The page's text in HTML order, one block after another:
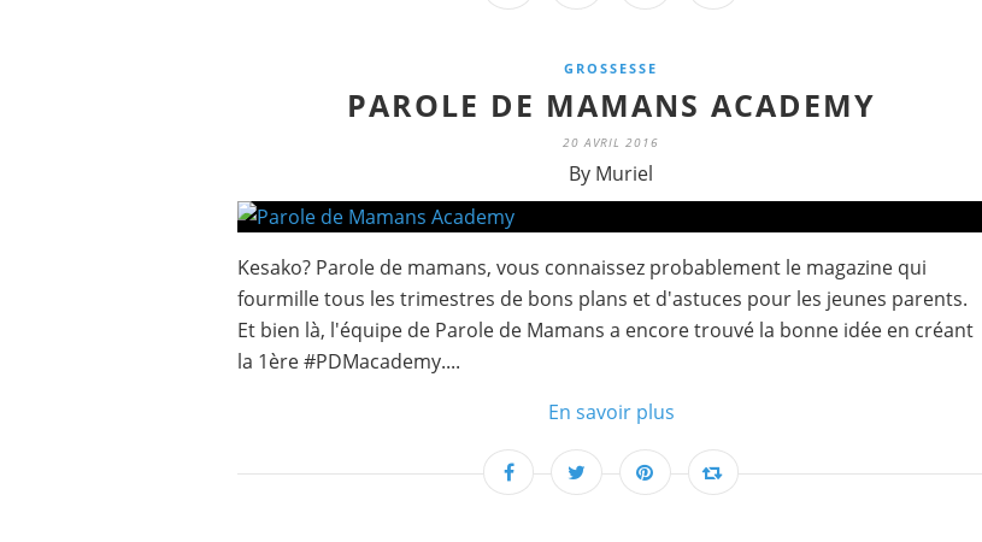
GROSSESSE
PAROLE DE MAMANS ACADEMY
20 AVRIL 2016
By Muriel
Kesako? Parole de mamans, vous connaissez probablement le magazine qui
fourmille tous les trimestres de bons plans et d'astuces pour les jeunes parents.
Et bien là, l'équipe de Parole de Mamans a encore trouvé la bonne idée en créant
la 1ère #PDMacademy....
En savoir plus